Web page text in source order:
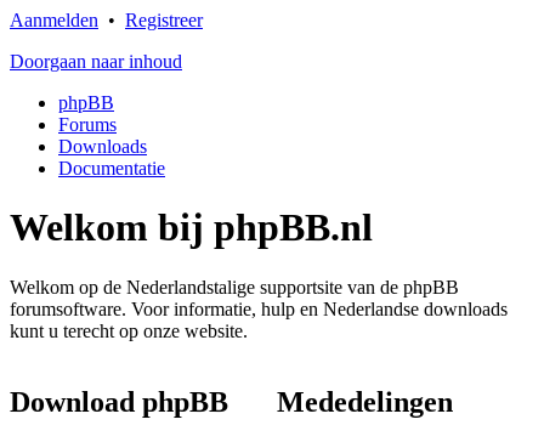
Aanmelden • Registreer
Doorgaan naar inhoud
phpBB
Forums
Downloads
Documentatie
Welkom bij phpBB.nl
Welkom op de Nederlandstalige supportsite van de phpBB
forumsoftware. Voor informatie, hulp en Nederlandse downloads
kunt u terecht op onze website.
Download phpBB Mededelingen